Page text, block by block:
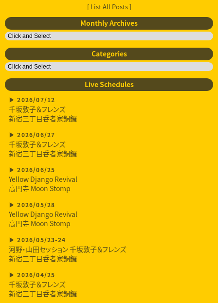
[ List All Posts ]
Monthly Archives
Categories
Live Schedules
2026/07/12
千坂敦子＆フレンズ
新宿三丁目呑者家銅鑼
2026/06/27
千坂敦子＆フレンズ
新宿三丁目呑者家銅鑼
2026/06/25
Yellow Django Revival
高円寺 Moon Stomp
2026/05/28
Yellow Django Revival
高円寺 Moon Stomp
2026/05/23-24
河野・山田セッション 千坂敦子＆フレンズ
新宿三丁目呑者家銅鑼
2026/04/25
千坂敦子＆フレンズ
新宿三丁目呑者家銅鑼